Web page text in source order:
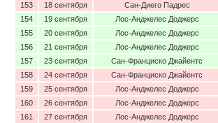
153
18 сентября Сан-Диего Падрес
154
19 сентября Лос-Анджелес Доджерс
155
20 сентября Лос-Анджелес Доджерс
156
21 сентября Лос-Анджелес Доджерс
157
23 сентября Сан-Франциско Джайентс
158
24 сентября Сан-Франциско Джайентс
159
25 сентября Лос-Анджелес Доджерс
160
26 сентября Лос-Анджелес Доджерс
161
27 сентября Лос-Анджелес Доджерс